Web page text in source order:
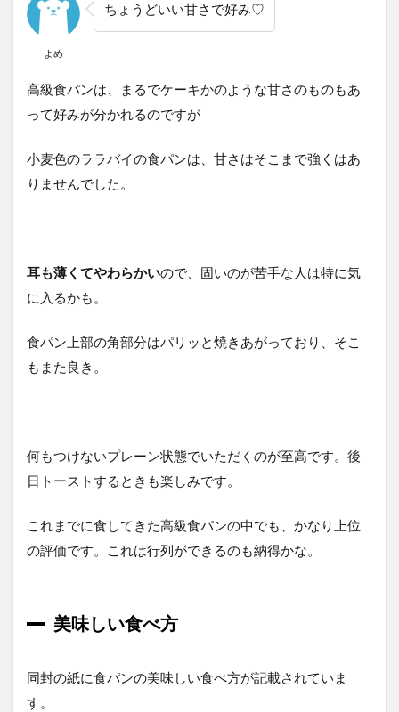
よめ
ちょうどいい甘さで好み♡
高級食パンは、まるでケーキかのような甘さのものもあ
って好みが分かれるのですが
小麦色のララバイの食パンは、甘さはそこまで強くはあ
りませんでした。
耳も薄くてやわらかいので、固いのが苦手な人は特に気
に入るかも。
食パン上部の角部分はパリッと焼きあがっており、そこ
もまた良き。
何もつけないプレーン状態でいただくのが至高です。後
日トーストするときも楽しみです。
これまでに食してきた高級食パンの中でも、かなり上位
の評価です。これは行列ができるのも納得かな。
美味しい食べ方
同封の紙に食パンの美味しい食べ方が記載されていま
す。